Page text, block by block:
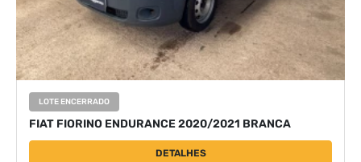
LOTE ENCERRADO
FIAT FIORINO ENDURANCE 2020/2021 BRANCA
DETALHES